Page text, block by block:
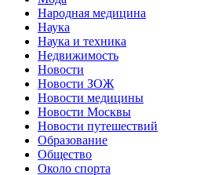
Народная медицина
Наука
Наука и техника
Недвижимость
Новости
Новости ЗОЖ
Новости медицины
Новости Москвы
Новости путешествий
Образование
Общество
Около спорта